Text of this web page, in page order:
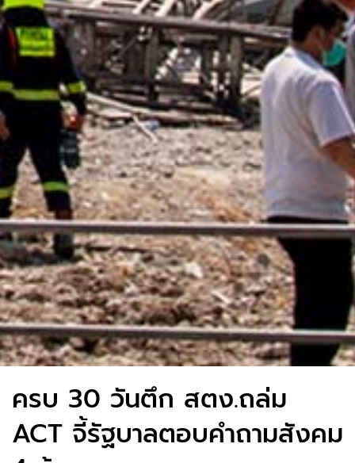
ครบ 30 วันตึก สตง.ถล่ม
ACT จี้รัฐบาลตอบคำถามสังคม